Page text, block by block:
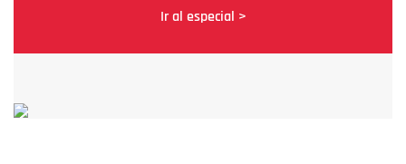
Ir al especial >